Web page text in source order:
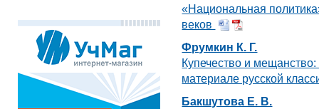
«Национальная
веков
Фрумкин К. Г.
Купечество и
материале русской
Бакшутова Е. В.